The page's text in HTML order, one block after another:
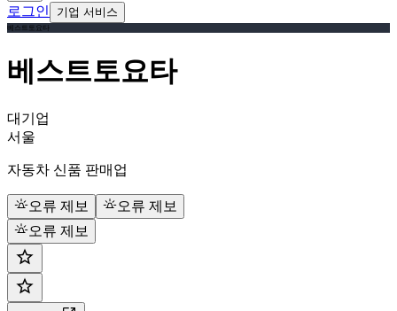
로그인 기업 서비스
베스트토요타
베스트토요타
대기업
서울
자동차 신품 판매업
오류 제보
오류 제보
오류 제보